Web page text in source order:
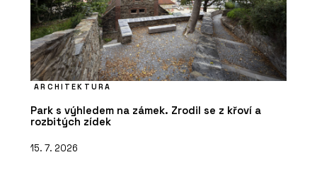
ARCHITEKTURA
Park s výhledem na zámek. Zrodil se z křoví a
rozbitých zídek
15. 7. 2026